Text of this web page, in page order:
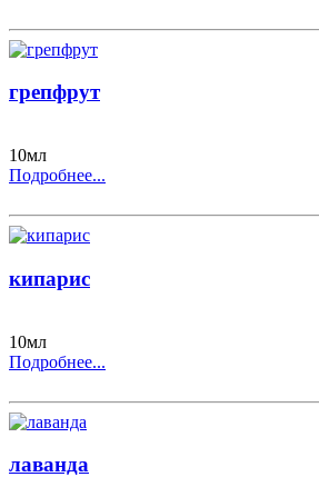
грепфрут
10мл
Подробнее...
кипарис
10мл
Подробнее...
лаванда